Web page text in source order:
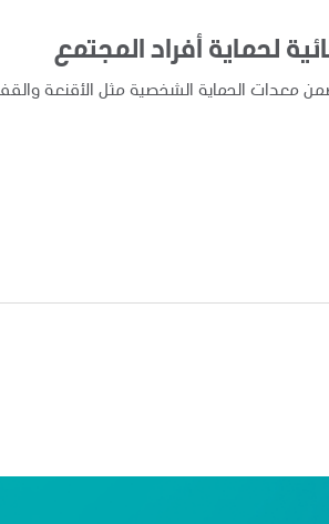
وقائية تتضمن معدات الحماية الشخصية مثل